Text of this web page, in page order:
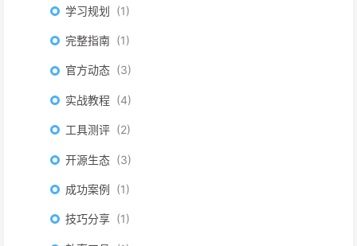
学习规划 1
完整指南 1
官方动态 3
实战教程 4
工具测评 2
开源生态 3
成功案例 1
技巧分享 1